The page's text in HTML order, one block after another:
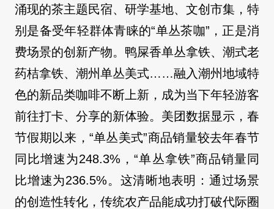
涌现的茶主题民宿、研学基地、文创市集，特
别是备受年轻群体青睐的“单丛茶咖”，正是消
费场景的创新产物。鸭屎香单丛拿铁、潮式老
药桔拿铁、潮州单丛美式……融入潮州地域特
色的新品类咖啡不断上新，成为当下年轻游客
前往打卡、分享的新体验。美团数据显示，春
节假期以来，“单丛美式”商品销量较去年春节
同比增速为248.3%，“单丛拿铁”商品销量同
比增速为236.5%。这清晰地表明：通过场景
的创造性转化，传统农产品能成功打破代际圈